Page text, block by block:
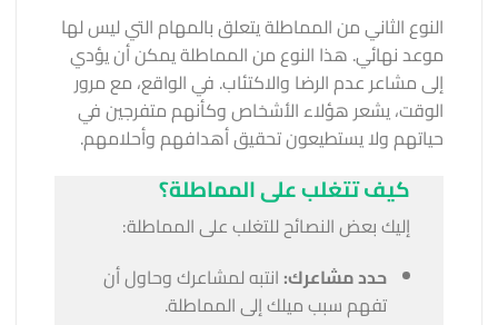
النوع الثاني من المماطلة يتعلق بالمهام التي ليس لها
موعد نهائي. هذا النوع من المماطلة يمكن أن يؤدي
إلى مشاعر عدم الرضا والاكتئاب. في الواقع، مع مرور
الوقت، يشعر هؤلاء الأشخاص وكأنهم متفرجين في
حياتهم ولا يستطيعون تحقيق أهدافهم وأحلامهم.
كيف تتغلب على المماطلة؟
إليك بعض النصائح للتغلب على المماطلة:
حدد مشاعرك: انتبه لمشاعرك وحاول أن
تفهم سبب ميلك إلى المماطلة.